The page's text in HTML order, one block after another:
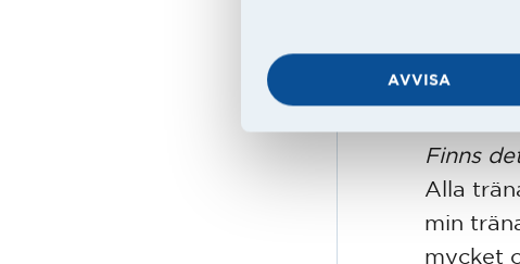
AVVISA
gått
Finns
Alla
min
mycket